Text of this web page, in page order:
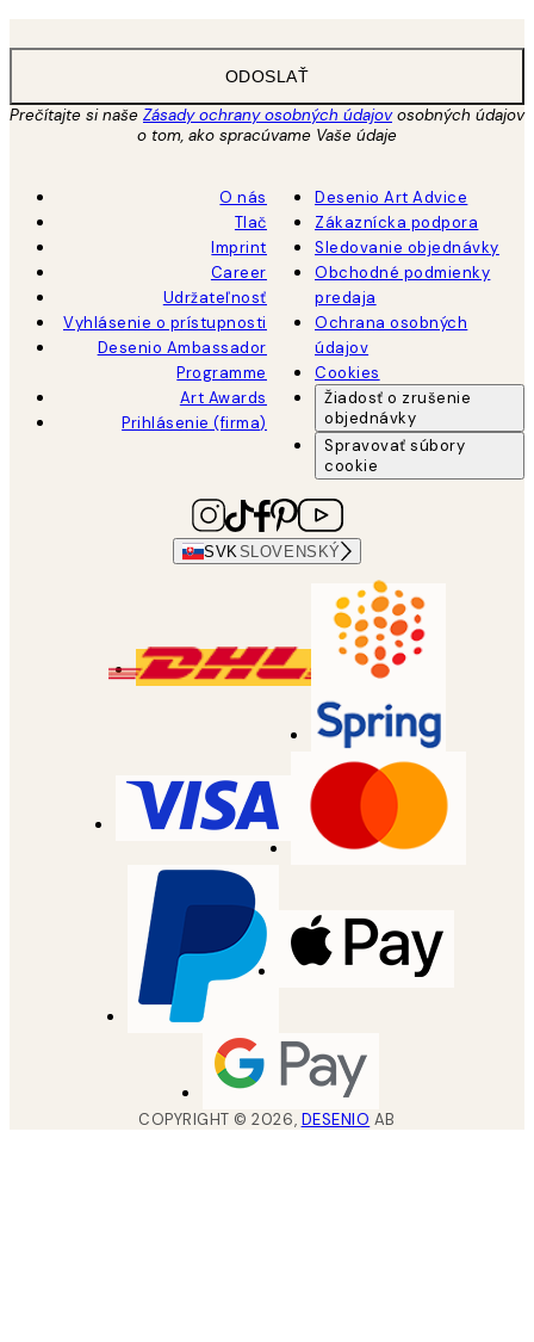
ODOSLAŤ
Prečítajte si naše Zásady ochrany osobných údajovosobných údajov
o tom, ako spracúvame Vaše údaje
O nás
Tlač
Imprint
Career
Udržateľnosť
Vyhlásenie o prístupnosti
Desenio Ambassador
Programme
Art Awards
Prihlásenie (firma)
Desenio Art Advice
Zákaznícka podpora
Sledovanie objednávky
Obchodné podmienky
predaja
Ochrana osobných
údajov
Cookies
Žiadosť o zrušenie
objednávky
Spravovať súbory
cookie
SVK SLOVENSKÝ
COPYRIGHT ©2026, DESENIO AB